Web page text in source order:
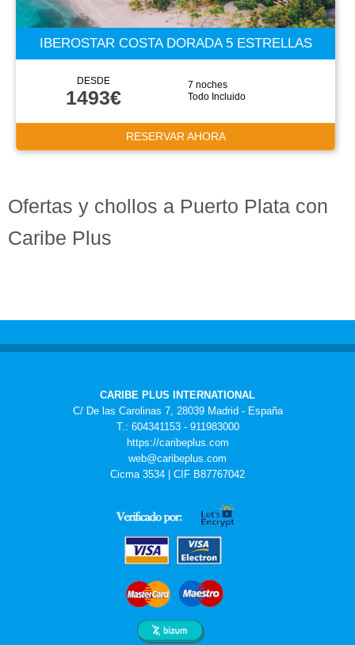
IBEROSTAR COSTA DORADA 5 ESTRELLAS
DESDE
1493€
7 noches
Todo Incluido
RESERVAR AHORA
Ofertas y chollos a Puerto Plata con
Caribe Plus
CARIBE PLUS INTERNATIONAL
C/ De las Carolinas 7, 28039 Madrid - España
T.: 604341153 - 911983000
https://caribeplus.com
web@caribeplus.com
Cicma 3534 | CIF B87767042